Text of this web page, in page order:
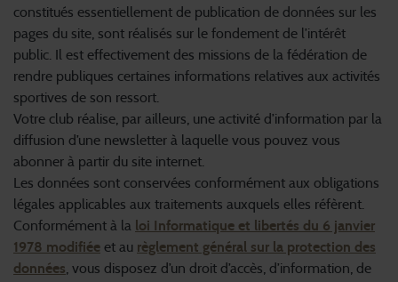
constitués essentiellement de publication de données sur les
pages du site, sont réalisés sur le fondement de l’intérêt
public. Il est effectivement des missions de la fédération de
rendre publiques certaines informations relatives aux activités
sportives de son ressort.
Votre club réalise, par ailleurs, une activité d’information par la
diffusion d’une newsletter à laquelle vous pouvez vous
abonner à partir du site internet.
Les données sont conservées conformément aux obligations
légales applicables aux traitements auxquels elles réfèrent.
Conformément à la loi Informatique et libertés du 6 janvier
1978 modifiée et au règlement général sur la protection des
données, vous disposez d’un droit d’accès, d’information, de